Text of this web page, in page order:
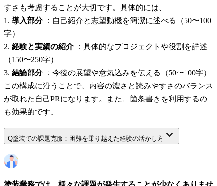
すさも考慮することが大切です。具体的には、
1. 導入部分：自己紹介と志望動機を簡潔に述べる（50〜100
字）
2. 経験と実績の紹介：具体的なプロジェクトや役割を詳述
（150〜250字）
3. 結論部分：今後の展望や意気込みを伝える（50〜100字）
この構成に沿うことで、内容の濃さと読みやすさのバランス
が取れた自己PRになります。また、箇条書きを利用するの
も効果的です。
Q塗装での課題克服：困難を乗り越えた経験の活かし方
塗装業務では、様々な課題が発生することが少なくありませ